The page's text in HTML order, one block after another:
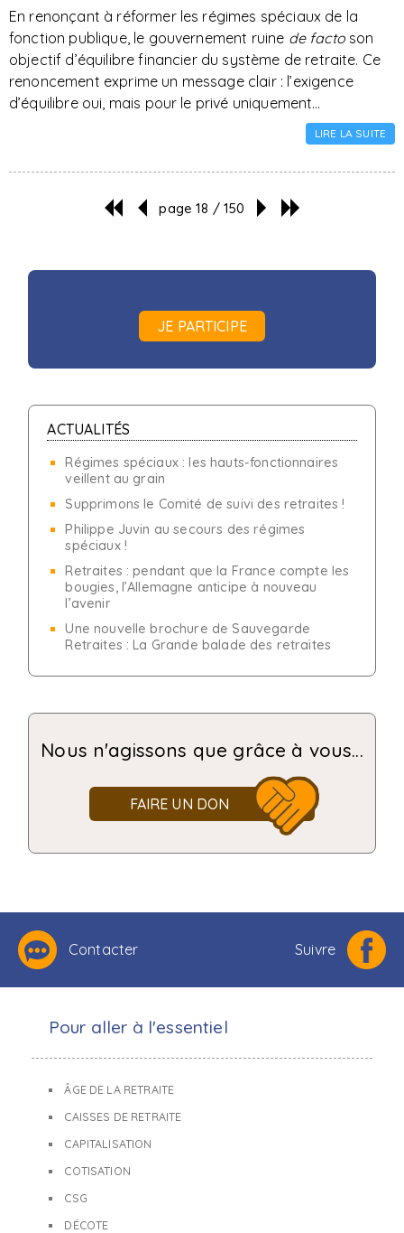
En renonçant à réformer les régimes spéciaux de la
fonction publique, le gouvernement ruine de facto son
objectif d’équilibre financier du système de retraite. Ce
renoncement exprime un message clair : l’exigence
d’équilibre oui, mais pour le privé uniquement…
LIRE LA SUITE
page 18 / 150
JE PARTICIPE
ACTUALITÉS
Régimes spéciaux : les hauts-fonctionnaires
veillent au grain
Supprimons le Comité de suivi des retraites !
Philippe Juvin au secours des régimes
spéciaux !
Retraites : pendant que la France compte les
bougies, l’Allemagne anticipe à nouveau
l’avenir
Une nouvelle brochure de Sauvegarde
Retraites : La Grande balade des retraites
Nous n'agissons que grâce à vous...
FAIRE UN DON
Contacter Suivre
Pour aller à l'essentiel
ÂGE DE LA RETRAITE
CAISSES DE RETRAITE
CAPITALISATION
COTISATION
CSG
DÉCOTE